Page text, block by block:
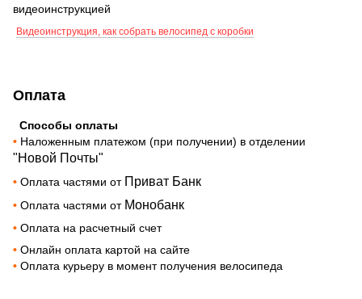
видеоинструкцией
Видеоинструкция, как собрать велосипед с коробки
Оплата
Способы оплаты
• Наложенным платежом (при получении) в отделении
"Новой Почты"
• Оплата частями от Приват Банк
• Оплата частями от Монобанк
• Оплата на расчетный счет
• Онлайн оплата картой на сайте
• Оплата курьеру в момент получения велосипеда